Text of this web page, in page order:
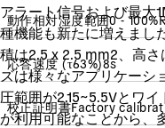
アラート信号および最大
種機能も新たに増えまし
積は2.5 x 2.5 mm2、高
ズは様々なアプリケーシ
圧範囲が2.15~5.5Vとワ
が利用可能なことから、
動作相対湿度範囲0 - 100
応答速度(τ63%)8s
校正証明書Factory